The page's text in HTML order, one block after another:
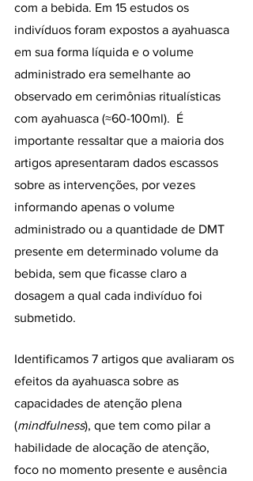
com a bebida. Em 15 estudos os
indivíduos foram expostos a ayahuasca
em sua forma líquida e o volume
administrado era semelhante ao
observado em cerimônias ritualísticas
com ayahuasca (≈60-100ml).  É
importante ressaltar que a maioria dos
artigos apresentaram dados escassos
sobre as intervenções, por vezes
informando apenas o volume
administrado ou a quantidade de DMT
presente em determinado volume da
bebida, sem que ficasse claro a
dosagem a qual cada indivíduo foi
submetido.
Identificamos 7 artigos que avaliaram os
efeitos da ayahuasca sobre as
capacidades de atenção plena
(mindfulness), que tem como pilar a
habilidade de alocação de atenção,
foco no momento presente e ausência